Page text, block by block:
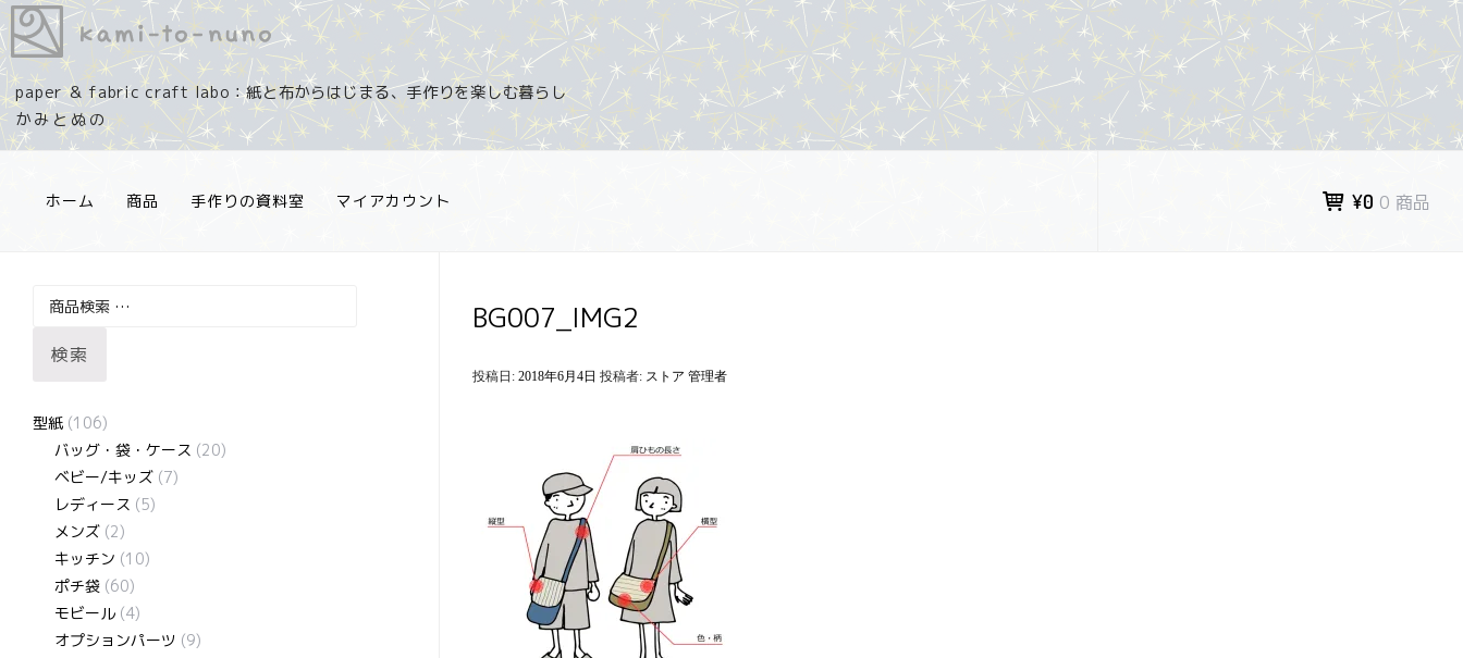
コ
ン
テ
ン
ツ
paper ＆ fabric craft labo：紙と布からはじまる、手作りを楽しむ暮らし
ホーム 商品 手作りの資料室 マイアカウント ¥0 0 商品
BG007_IMG2
投稿日:2018年6月4日 投稿者: ストア 管理者
検索
型紙 (106)
バッグ・袋・ケース (20)
ベビー/キッズ (7)
レディース (5)
メンズ (2)
キッチン (10)
ポチ袋 (60)
モビール (4)
オプションパーツ (9)